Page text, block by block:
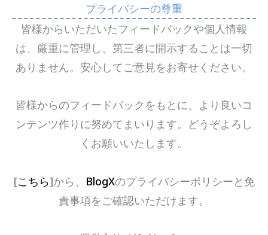
プライバシーの尊重
皆様からいただいたフィードバックや個人情報
は、厳重に管理し、第三者に開示することは一切
ありません。安心してご意見をお寄せください。
皆様からのフィードバックをもとに、より良いコ
ンテンツ作りに努めてまいります。どうぞよろし
くお願いいたします。
[こちら]から、 BlogXのプライバシーポリシーと免
責事項をご確認いただけます。